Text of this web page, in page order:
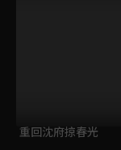
重回沈府掠春光